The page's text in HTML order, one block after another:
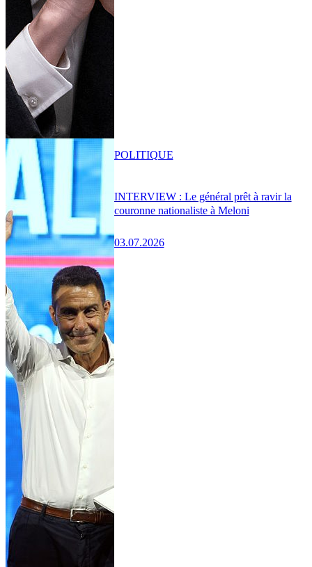
INTERVIEW : Le général prêt à ravir la
couronne nationaliste à Meloni
03.07.2026
POLITIQUE